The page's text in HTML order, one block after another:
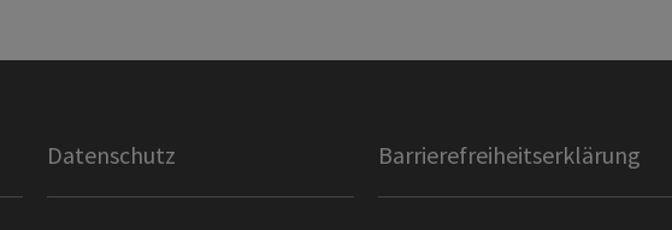
Datenschutz Barrierefreiheitserklärung